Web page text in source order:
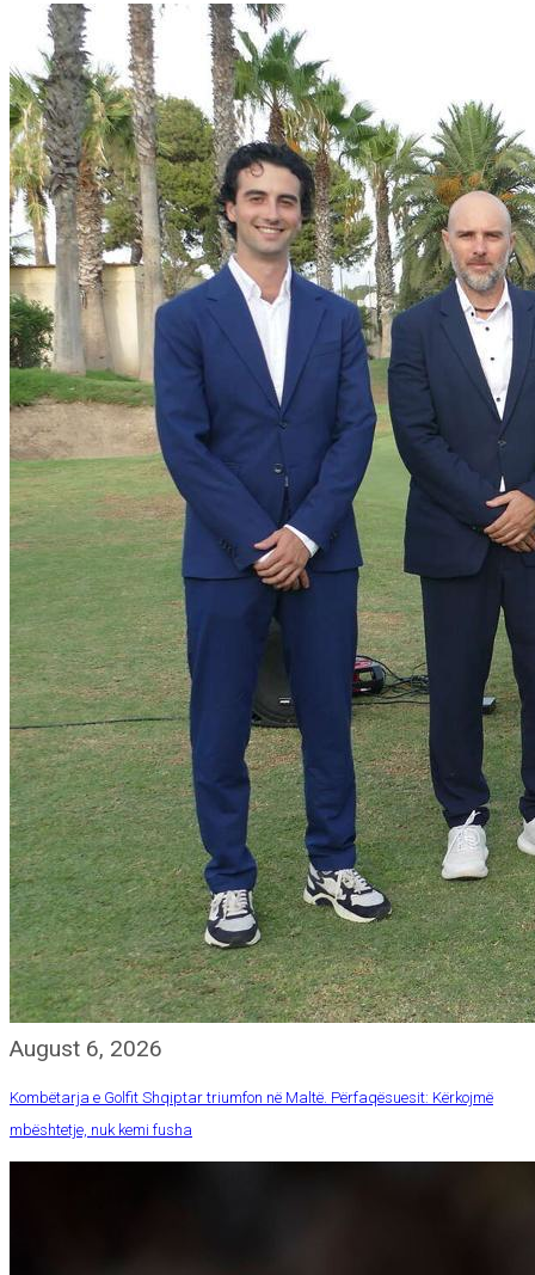
August 6, 2026
Kombëtarja e Golfit Shqiptar triumfon në Maltë. Përfaqësuesit: Kërkojmë
mbështetje, nuk kemi fusha